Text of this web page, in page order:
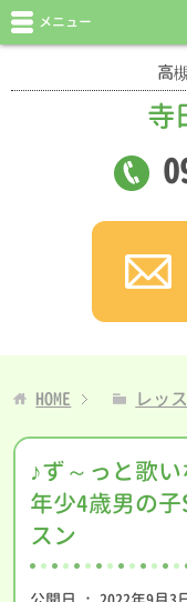
高
寺
メニュー
HOME レッ
♪ず～っと歌
年少4歳男の
スン